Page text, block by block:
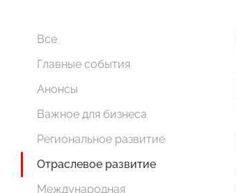
Все
Главные события
Анонсы
Важное для бизнеса
Региональное развитие
Отраслевое развитие
Международная